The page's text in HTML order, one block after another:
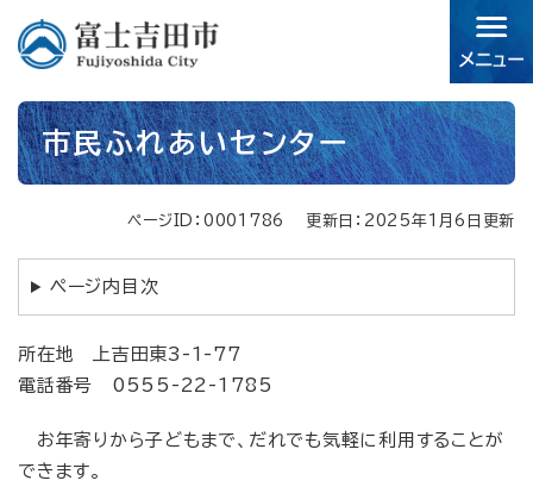
す。
本
文 市民ふれあいセンター
ページID：0001786 更新日：2025年1月6日更新
ページ内目次
所在地 上吉田東3-1-77
電話番号 0555-22-1785
お年寄りから子どもまで、だれでも気軽に利用することが
できます。